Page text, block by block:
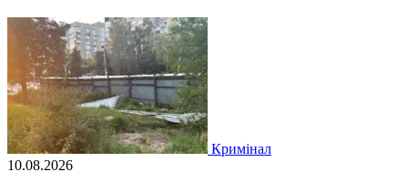
Кримінал
10.08.2026